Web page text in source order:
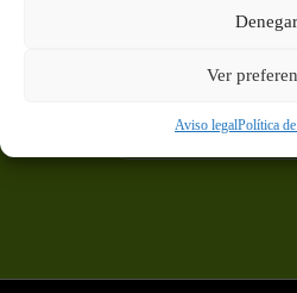
Denegar
Ver
Aviso legalPolítica
Rellena nuestro
contacto contigo
CONTACTA CON